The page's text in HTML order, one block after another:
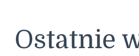
Ostatnie